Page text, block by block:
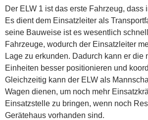
Der ELW 1 ist das erste Fahrzeug, dass
Es dient dem Einsatzleiter als
seine Bauweise ist es wesentlich
Fahrzeuge, wodurch der Einsatzleiter
Lage zu erkunden. Dadurch kann er die
Einheiten besser positionieren und
Gleichzeitig kann der ELW als
Wagen dienen, um noch mehr
Einsatzstelle zu bringen, wenn noch
Gerätehaus vorhanden sind.